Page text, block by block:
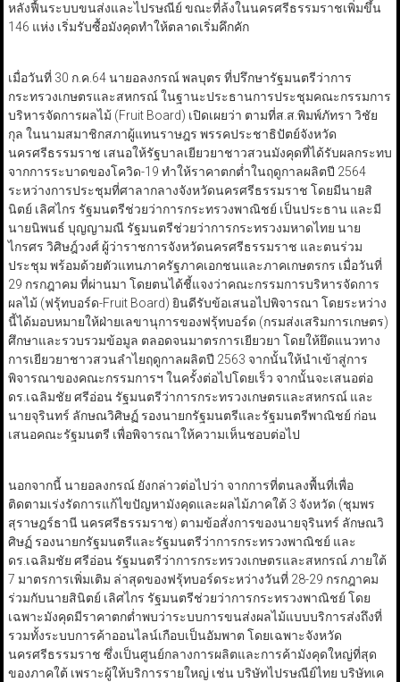
หลังฟื้นระบบขนส่งและไปรษณีย์ ขณะที่ล้งในนครศรีธรรมราชเพิ่มขึ้น
146 แห่ง เริ่มรับซื้อมังคุดทำให้ตลาดเริ่มคึกคัก
เมื่อวันที่ 30 ก.ค.64 นายอลงกรณ์ พลบุตร ที่ปรึกษารัฐมนตรีว่าการ
กระทรวงเกษตรและสหกรณ์ ในฐานะประธานการประชุมคณะกรรมการ
บริหารจัดการผลไม้ (Fruit Board) เปิดเผยว่า ตามที่ส.ส.พิมพ์ภัทรา วิชัย
กุล ในนามสมาชิกสภาผู้แทนราษฎร พรรคประชาธิปัตย์จังหวัด
นครศรีธรรมราช เสนอให้รัฐบาลเยียวยาชาวสวนมังคุดที่ได้รับผลกระทบ
จากการระบาดของโควิด-19 ทำให้ราคาตกต่ำในฤดูกาลผลิตปี 2564
ระหว่างการประชุมที่ศาลากลางจังหวัดนครศรีธรรมราช โดยมีนายสิ
นิตย์ เลิศไกร รัฐมนตรีช่วยว่าการกระทรวงพาณิชย์ เป็นประธาน และมี
นายนิพนธ์ บุญญามณี รัฐมนตรีช่วยว่าการกระทรวงมหาดไทย นาย
ไกรศร วิศิษฎ์วงศ์ ผู้ว่าราชการจังหวัดนครศรีธรรมราช และตนร่วม
ประชุม พร้อมด้วยตัวแทนภาครัฐภาคเอกชนและภาคเกษตรกร เมื่อวันที่
29 กรกฎาคม ที่ผ่านมา โดยตนได้ชี้แจงว่าคณะกรรมการบริหารจัดการ
ผลไม้ (ฟรุ้ทบอร์ด-Fruit Board) ยินดีรับข้อเสนอไปพิจารณา โดยระหว่าง
นี้ได้มอบหมายให้ฝ่ายเลขานุการของฟรุ้ทบอร์ด (กรมส่งเสริมการเกษตร)
ศึกษาและรวบรวมข้อมูล ตลอดจนมาตรการเยียวยา โดยให้ยึดแนวทาง
การเยียวยาชาวสวนลำไยฤดูกาลผลิตปี 2563 จากนั้นให้นำเข้าสู่การ
พิจารณาของคณะกรรมการฯ ในครั้งต่อไปโดยเร็ว จากนั้นจะเสนอต่อ
ดร.เฉลิมชัย ศรีอ่อน รัฐมนตรีว่าการกระทรวงเกษตรและสหกรณ์ และ
นายจุรินทร์ ลักษณวิศิษฏ์ รองนายกรัฐมนตรีและรัฐมนตรีพาณิชย์ ก่อน
เสนอคณะรัฐมนตรี เพื่อพิจารณาให้ความเห็นชอบต่อไป
นอกจากนี้ นายอลงกรณ์ ยังกล่าวต่อไปว่า จากการที่ตนลงพื้นที่เพื่อ
ติดตามเร่งรัดการแก้ไขปัญหามังคุดและผลไม้ภาคใต้ 3 จังหวัด (ชุมพร
สุราษฎร์ธานี นครศรีธรรมราช) ตามข้อสั่งการของนายจุรินทร์ ลักษณวิ
ศิษฏ์ รองนายกรัฐมนตรีและรัฐมนตรีว่าการกระทรวงพาณิชย์ และ
ดร.เฉลิมชัย ศรีอ่อน รัฐมนตรีว่าการกระทรวงเกษตรและสหกรณ์ ภายใต้
7 มาตรการเพิ่มเติม ล่าสุดของฟรุ้ทบอร์ดระหว่างวันที่ 28-29 กรกฎาคม
ร่วมกับนายสินิตย์ เลิศไกร รัฐมนตรีช่วยว่าการกระทรวงพาณิชย์ โดย
เฉพาะมังคุดมีราคาตกต่ำพบว่าระบบการขนส่งผลไม้แบบบริการส่งถึงที่
รวมทั้งระบบการค้าออนไลน์เกือบเป็นอัมพาต โดยเฉพาะจังหวัด
นครศรีธรรมราช ซึ่งเป็นศูนย์กลางการผลิตและการค้ามังคุดใหญ่ที่สุด
ของภาคใต้ เพราะผู้ให้บริการรายใหญ่ เช่น บริษัทไปรษณีย์ไทย บริษัทเค